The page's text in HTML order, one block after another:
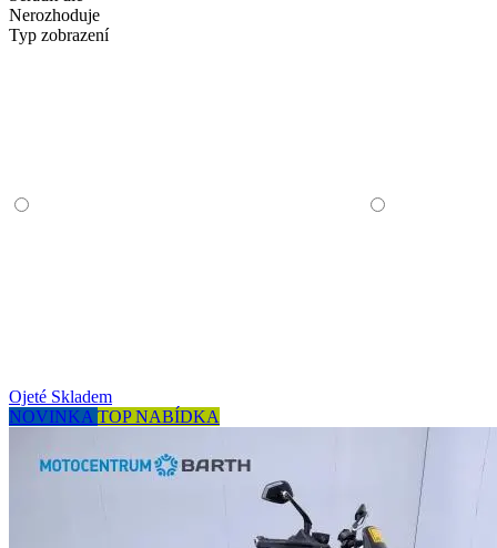
Nerozhoduje
Typ zobrazení
Ojeté Skladem
NOVINKA TOP NABÍDKA